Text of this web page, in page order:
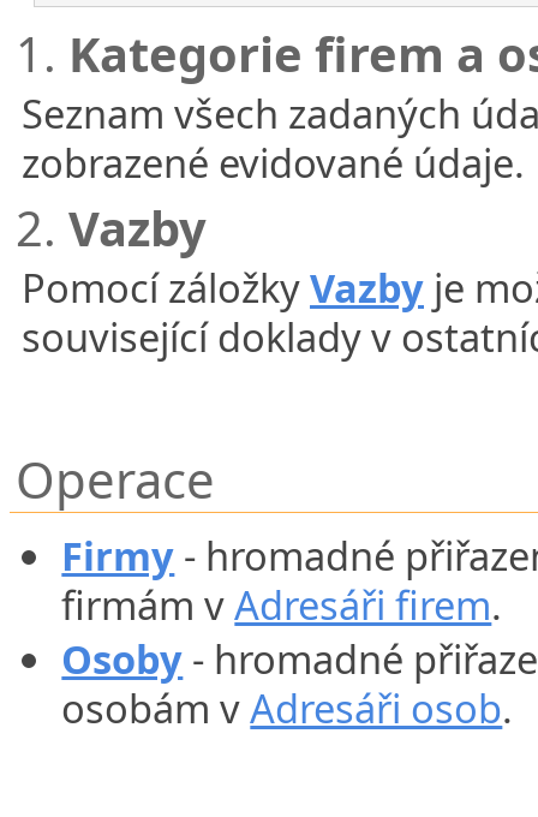
1. Kategorie firem a
Seznam všech zadaných
zobrazené evidované údaje.
2. Vazby
Pomocí záložkyVazby je
související doklady v
Operace
Firmy - hromadné
firmám vAdresáři firem.
Osoby - hromadné
osobám vAdresáři osob.